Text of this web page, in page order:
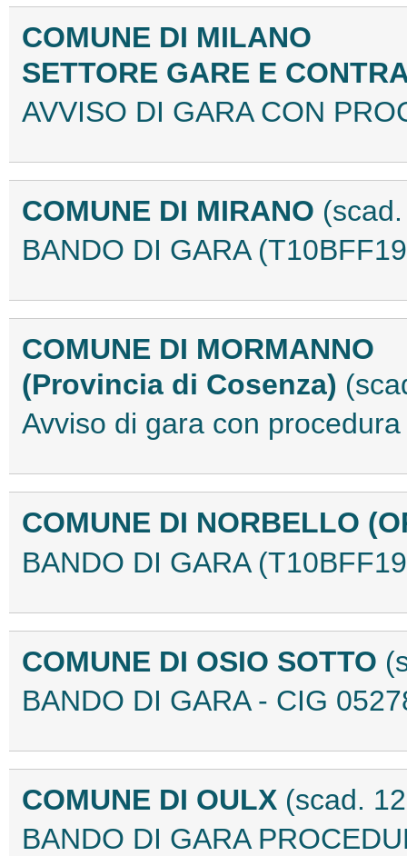
COMUNE DI MILANO
SETTORE GARE E
AVVISO DI GARA CON
COMUNE DI MIRANO
BANDO DI GARA
COMUNE DI MORMANNO
(Provincia di Cosenza)
Avviso di gara con
COMUNE DI NORBELLO
BANDO DI GARA
COMUNE DI OSIO SOTTO
BANDO DI GARA - CIG
COMUNE DI OULX (scad.
BANDO DI GARA